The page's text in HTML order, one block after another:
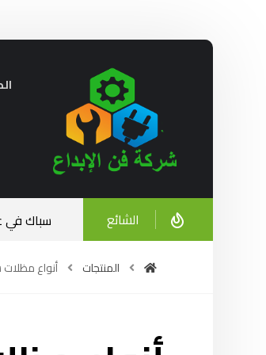
الشائع سباك في عجمان |0521606327| ديسمبر 23, 2024
المنتجات أنواع مظلات